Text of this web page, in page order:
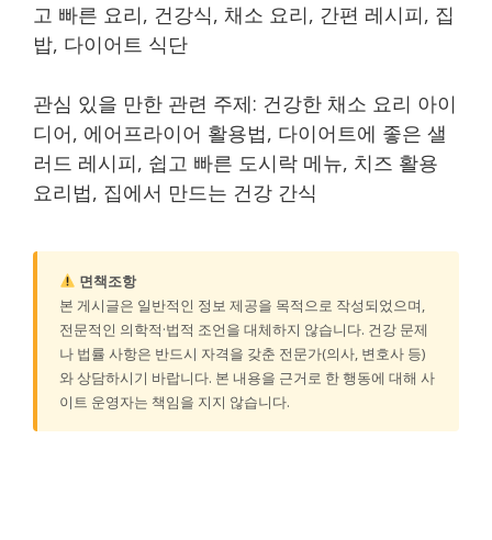
고 빠른 요리, 건강식, 채소 요리, 간편 레시피, 집
밥, 다이어트 식단
관심 있을 만한 관련 주제: 건강한 채소 요리 아이
디어, 에어프라이어 활용법, 다이어트에 좋은 샐
러드 레시피, 쉽고 빠른 도시락 메뉴, 치즈 활용
요리법, 집에서 만드는 건강 간식
면책조항
본 게시글은 일반적인 정보 제공을 목적으로 작성되었으며,
전문적인 의학적·법적 조언을 대체하지 않습니다. 건강 문제
나 법률 사항은 반드시 자격을 갖춘 전문가(의사, 변호사 등)
와 상담하시기 바랍니다. 본 내용을 근거로 한 행동에 대해 사
이트 운영자는 책임을 지지 않습니다.